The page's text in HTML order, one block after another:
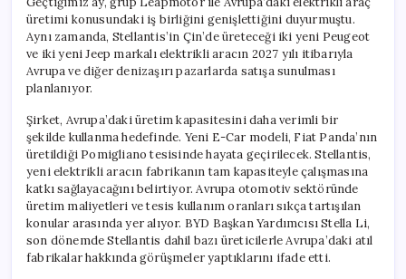
üretimi konusundaki iş birliğini genişlettiğini duyurmuştu.
Aynı zamanda, Stellantis’in Çin’de üreteceği iki yeni Peugeot
ve iki yeni Jeep markalı elektrikli aracın 2027 yılı itibarıyla
Avrupa ve diğer denizaşırı pazarlarda satışa sunulması
planlanıyor.
Şirket, Avrupa’daki üretim kapasitesini daha verimli bir
şekilde kullanma hedefinde. Yeni E-Car modeli, Fiat Panda’nın
üretildiği Pomigliano tesisinde hayata geçirilecek. Stellantis,
yeni elektrikli aracın fabrikanın tam kapasiteyle çalışmasına
katkı sağlayacağını belirtiyor. Avrupa otomotiv sektöründe
üretim maliyetleri ve tesis kullanım oranları sıkça tartışılan
konular arasında yer alıyor. BYD Başkan Yardımcısı Stella Li,
son dönemde Stellantis dahil bazı üreticilerle Avrupa’daki atıl
fabrikalar hakkında görüşmeler yaptıklarını ifade etti.